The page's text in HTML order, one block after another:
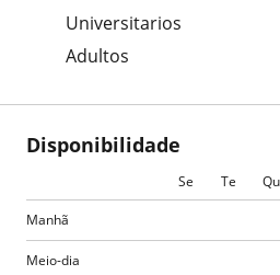
Universitarios
Adultos
Disponibilidade
Se Te Qu
Manhã
Meio-dia